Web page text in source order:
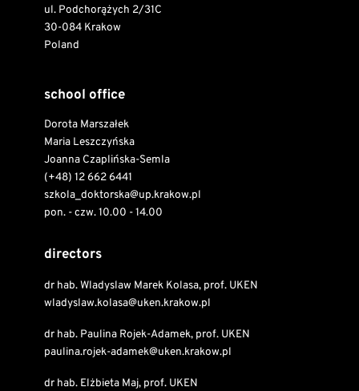
ul. Podchorążych 2/31C
30-084 Krakow
Poland
school office
Dorota Marszałek
Maria Leszczyńska
Joanna Czaplińska-Semla
(+48) 12 662 6441
szkola_doktorska@up.krakow.pl
pon. - czw. 10.00 - 14.00
directors
dr hab. Wladyslaw Marek Kolasa, prof. UKEN
wladyslaw.kolasa@uken.krakow.pl
dr hab. Paulina Rojek-Adamek, prof. UKEN
paulina.rojek-adamek@uken.krakow.pl
dr hab. Elżbieta Maj, prof. UKEN